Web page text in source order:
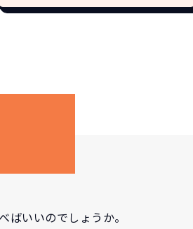
いいのでしょうか。